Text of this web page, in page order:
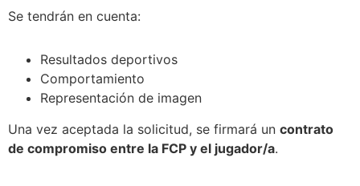
Se tendrán en cuenta:
Resultados deportivos
Comportamiento
Representación de imagen
Una vez aceptada la solicitud, se firmará un contrato
de compromiso entre la FCP y el jugador/a.